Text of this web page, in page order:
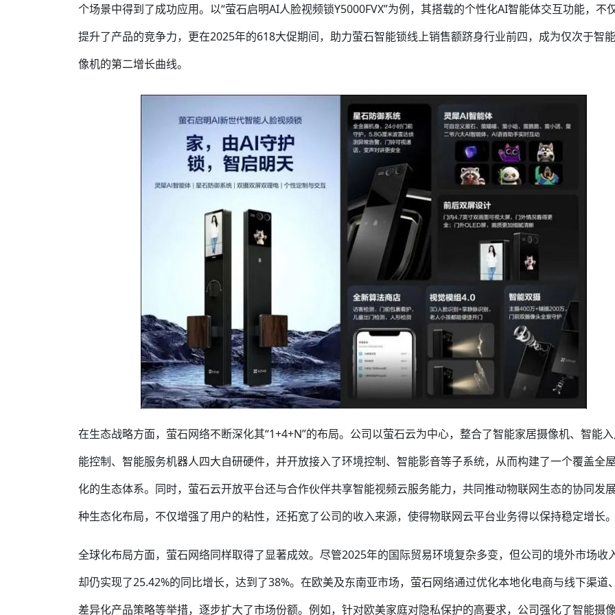
个场景中得到了成功应用。以“萤石启明AI人脸视频锁Y5000FVX”为例，其搭载的个性化AI智能体交互功能，不
提升了产品的竞争力，更在2025年的618大促期间，助力萤石智能锁线上销售额跻身行业前四，成为仅次于智
像机的第二增长曲线。
在生态战略方面，萤石网络不断深化其“1+4+N”的布局。公司以萤石云为中心，整合了智能家居摄像机、智能
能控制、智能服务机器人四大自研硬件，并开放接入了环境控制、智能影音等子系统，从而构建了一个覆盖全
化的生态体系。同时，萤石云开放平台还与合作伙伴共享智能视频云服务能力，共同推动物联网生态的协同发
种生态化布局，不仅增强了用户的粘性，还拓宽了公司的收入来源，使得物联网云平台业务得以保持稳定增长。
全球化布局方面，萤石网络同样取得了显著成效。尽管2025年的国际贸易环境复杂多变，但公司的境外市场收
却仍实现了25.42%的同比增长，达到了38%。在欧美及东南亚市场，萤石网络通过优化本地化电商与线下渠道
差异化产品策略等举措，逐步扩大了市场份额。例如，针对欧美家庭对隐私保护的高要求，公司强化了智能摄